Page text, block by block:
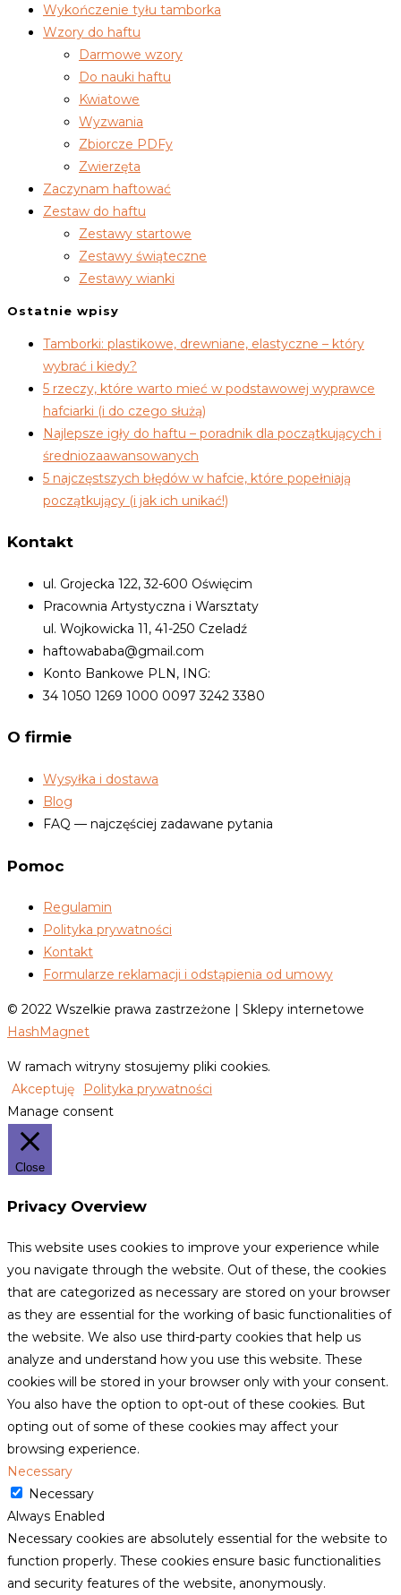
Wykończenie tyłu tamborka
Wzory do haftu
Darmowe wzory
Do nauki haftu
Kwiatowe
Wyzwania
Zbiorcze PDFy
Zwierzęta
Zaczynam haftować
Zestaw do haftu
Zestawy startowe
Zestawy świąteczne
Zestawy wianki
Ostatnie wpisy
Tamborki: plastikowe, drewniane, elastyczne – który
wybrać i kiedy?
5 rzeczy, które warto mieć w podstawowej wyprawce
hafciarki (i do czego służą)
Najlepsze igły do haftu – poradnik dla początkujących i
średniozaawansowanych
5 najczęstszych błędów w hafcie, które popełniają
początkujący (i jak ich unikać!)
Kontakt
ul. Grojecka 122, 32-600 Oświęcim
Pracownia Artystyczna i Warsztaty
ul. Wojkowicka 11, 41-250 Czeladź
haftowababa@gmail.com
Konto Bankowe PLN, ING:
34 1050 1269 1000 0097 3242 3380
O firmie
Wysyłka i dostawa
Blog
FAQ — najczęściej zadawane pytania
Pomoc
Regulamin
Polityka prywatności
Kontakt
Formularze reklamacji i odstąpienia od umowy
© 2022 Wszelkie prawa zastrzeżone | Sklepy internetowe
HashMagnet
W ramach witryny stosujemy pliki cookies.
Akceptuję
Polityka prywatności
Manage consent
Close
Privacy Overview
This website uses cookies to improve your experience while
you navigate through the website. Out of these, the cookies
that are categorized as necessary are stored on your browser
as they are essential for the working of basic functionalities of
the website. We also use third-party cookies that help us
analyze and understand how you use this website. These
cookies will be stored in your browser only with your consent.
You also have the option to opt-out of these cookies. But
opting out of some of these cookies may affect your
browsing experience.
Necessary
Necessary
Always Enabled
Necessary cookies are absolutely essential for the website to
function properly. These cookies ensure basic functionalities
and security features of the website, anonymously.